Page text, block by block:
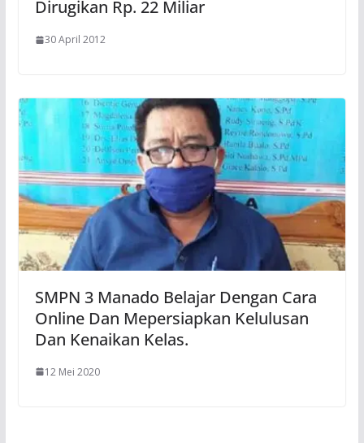
Dirugikan Rp. 22 Miliar
30 April 2012
SMPN 3 Manado Belajar Dengan Cara
Online Dan Mepersiapkan Kelulusan
Dan Kenaikan Kelas.
12 Mei 2020